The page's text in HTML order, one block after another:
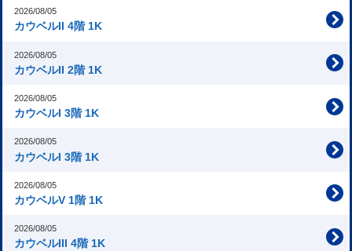
2026/08/05
カウベルII 4階 1K
2026/08/05
カウベルII 2階 1K
2026/08/05
カウベルI 3階 1K
2026/08/05
カウベルI 3階 1K
2026/08/05
カウベルV 1階 1K
2026/08/05
カウベルIII 4階 1K